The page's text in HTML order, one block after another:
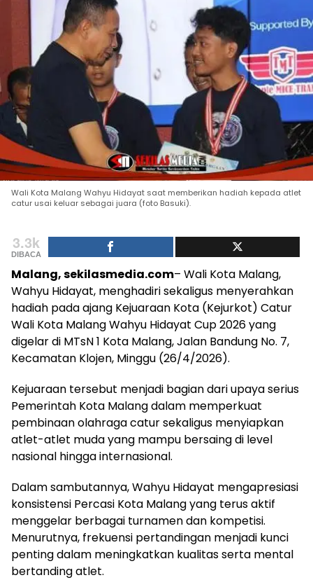
Wali Kota Malang Wahyu Hidayat saat memberikan hadiah kepada atlet
catur usai keluar sebagai juara (foto Basuki).
3.3k
DIBACA
Malang, sekilasmedia.com– Wali Kota Malang,
Wahyu Hidayat, menghadiri sekaligus menyerahkan
hadiah pada ajang Kejuaraan Kota (Kejurkot) Catur
Wali Kota Malang Wahyu Hidayat Cup 2026 yang
digelar di MTsN 1 Kota Malang, Jalan Bandung No. 7,
Kecamatan Klojen, Minggu (26/4/2026).
Kejuaraan tersebut menjadi bagian dari upaya serius
Pemerintah Kota Malang dalam memperkuat
pembinaan olahraga catur sekaligus menyiapkan
atlet-atlet muda yang mampu bersaing di level
nasional hingga internasional.
Dalam sambutannya, Wahyu Hidayat mengapresiasi
konsistensi Percasi Kota Malang yang terus aktif
menggelar berbagai turnamen dan kompetisi.
Menurutnya, frekuensi pertandingan menjadi kunci
penting dalam meningkatkan kualitas serta mental
bertanding atlet.